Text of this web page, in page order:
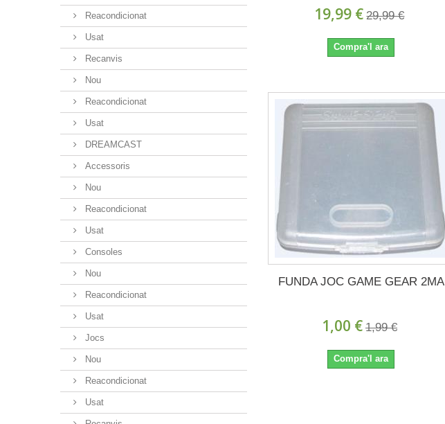
Reacondicionat
Usat
Recanvis
Nou
Reacondicionat
Usat
DREAMCAST
Accessoris
Nou
Reacondicionat
Usat
Consoles
Nou
Reacondicionat
Usat
Jocs
Nou
Reacondicionat
Usat
19,99 € 29,99 €
Compra'l ara
FUNDA JOC GAME GEAR 2MA
1,00 € 1,99 €
Compra'l ara